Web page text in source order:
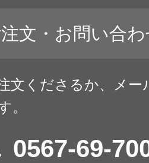
文・お問い合
文くださるか、メー
。
0567-69-